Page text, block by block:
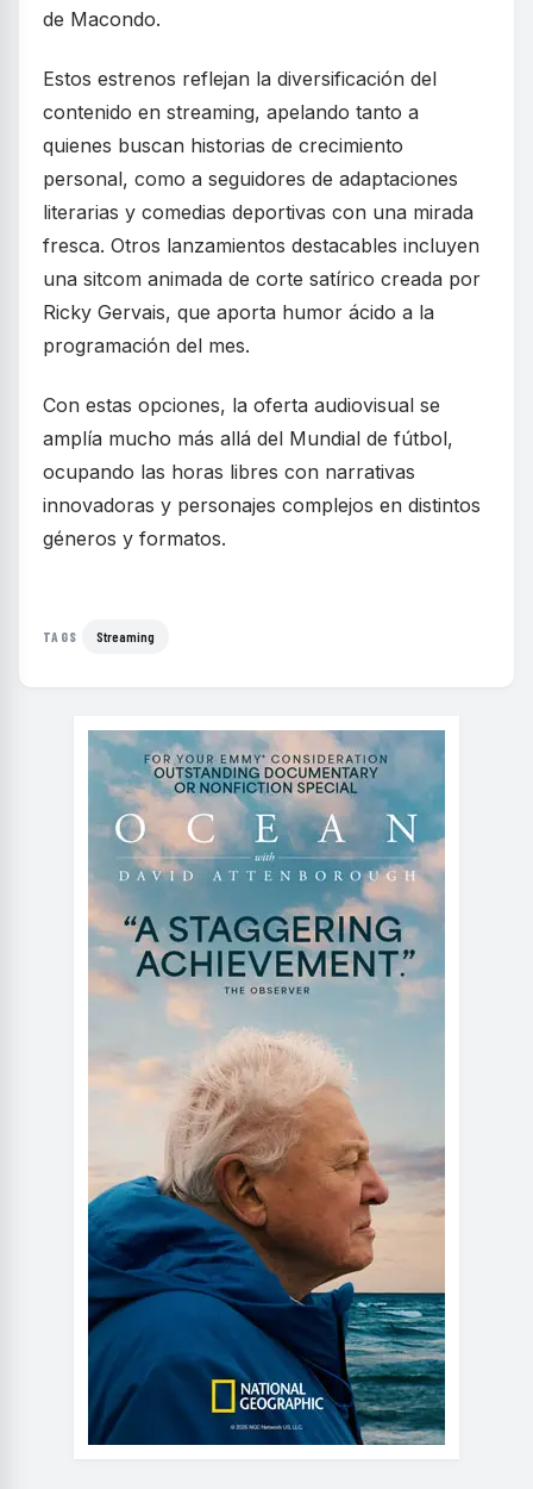
de Macondo.
Estos estrenos reflejan la diversificación del
contenido en streaming, apelando tanto a
quienes buscan historias de crecimiento
personal, como a seguidores de adaptaciones
literarias y comedias deportivas con una mirada
fresca. Otros lanzamientos destacables incluyen
una sitcom animada de corte satírico creada por
Ricky Gervais, que aporta humor ácido a la
programación del mes.
Con estas opciones, la oferta audiovisual se
amplía mucho más allá del Mundial de fútbol,
ocupando las horas libres con narrativas
innovadoras y personajes complejos en distintos
géneros y formatos.
TAGS Streaming